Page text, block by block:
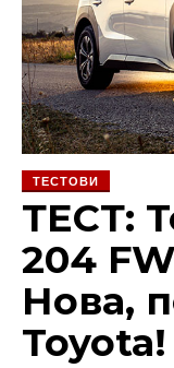
ТЕСТОВИ
ТЕСТ:
204
Нова,
Toyota!